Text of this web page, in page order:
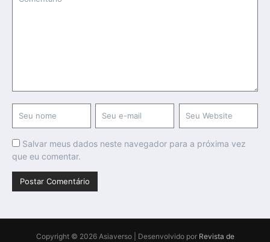
Salvar meus dados neste navegador para a próxima vez
que eu comentar.
Copyright © 2026 Asiaverso | Desenvolvido por Revista de